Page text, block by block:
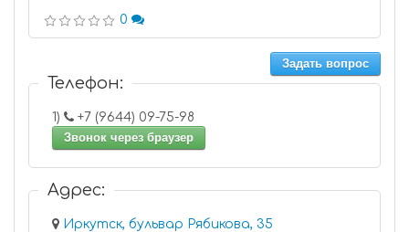
0
Задать вопрос
Телефон:
1)
+7 (9644) 09-75-98
Звонок через браузер
Адрес:
Иркутск, бульвар Рябикова, 35